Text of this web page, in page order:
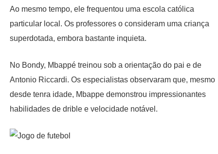
Ao mesmo tempo, ele frequentou uma escola católica
particular local. Os professores o consideram uma criança
superdotada, embora bastante inquieta.
No Bondy, Mbappé treinou sob a orientação do pai e de
Antonio Riccardi. Os especialistas observaram que, mesmo
desde tenra idade, Mbappe demonstrou impressionantes
habilidades de drible e velocidade notável.